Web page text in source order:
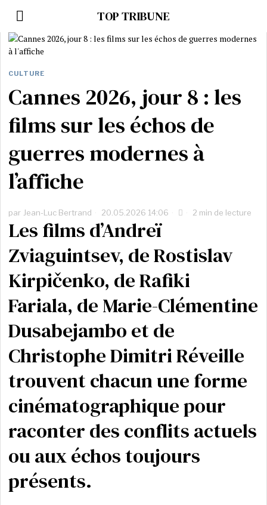
TOP TRIBUNE
CULTURE
Cannes 2026, jour 8 : les
films sur les échos de
guerres modernes à
l’affiche
par Jean-Luc Bertrand 20.05.2026 14:06 2 min de lecture
Les films d’Andreï
Zviaguintsev, de Rostislav
Kirpičenko, de Rafiki
Fariala, de Marie-Clémentine
Dusabejambo et de
Christophe Dimitri Réveille
trouvent chacun une forme
cinématographique pour
raconter des conflits actuels
ou aux échos toujours
présents.